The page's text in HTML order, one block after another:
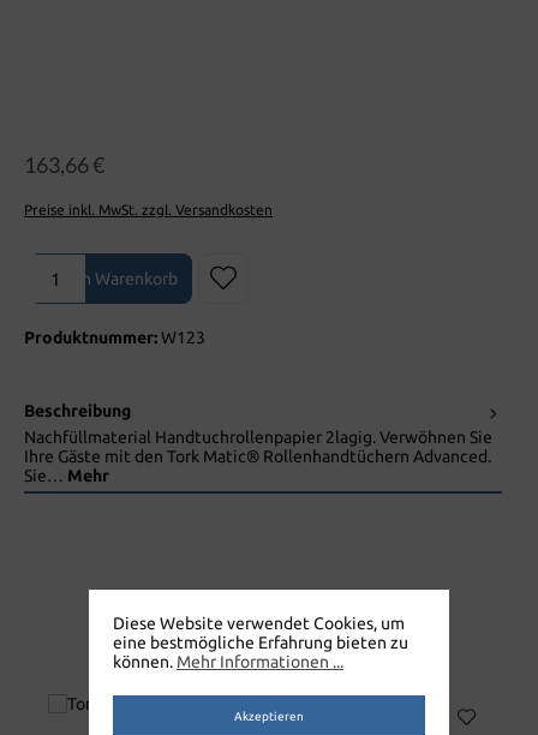
163,66 €
Preise inkl. MwSt. zzgl. Versandkosten
Produkt Anzahl: Gib den gewünschten Wert ein oder benutze die
In den Warenkorb
Produktnummer:W123
Beschreibung
Nachfüllmaterial Handtuchrollenpapier 2lagig. Verwöhnen Sie
Ihre Gäste mit den Tork Matic® Rollenhandtüchern Advanced.
Sie… Mehr
TORK ROLLENHANDTUCH
ADVANCED
Diese Website verwendet Cookies, um
eine bestmögliche Erfahrung bieten zu
können. Mehr Informationen ...
Akzeptieren